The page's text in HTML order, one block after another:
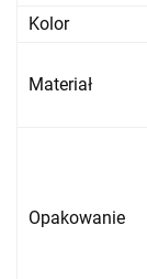
Kolor
Materiał
Opakowanie